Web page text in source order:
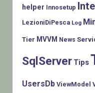
helper Innosetup
LezioniDiPesca Log
Tier MVVM News
SqlServer Tips
UsersDb ViewModel